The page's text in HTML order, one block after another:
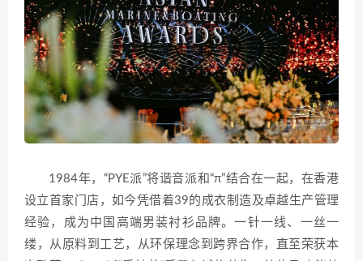
1984年，“PYE派”将谐音派和“π”结合在一起，在香港
设立首家门店，如今凭借着39的成衣制造及卓越生产管理
经验，成为中国高端男装衬衫品牌。一针一线、一丝一
缕，从原料到工艺，从环保理念到跨界合作，直至荣获本